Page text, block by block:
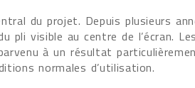
du projet. Depuis plusieurs
visible au centre de l’écran.
à un résultat
normales d’utilisation.